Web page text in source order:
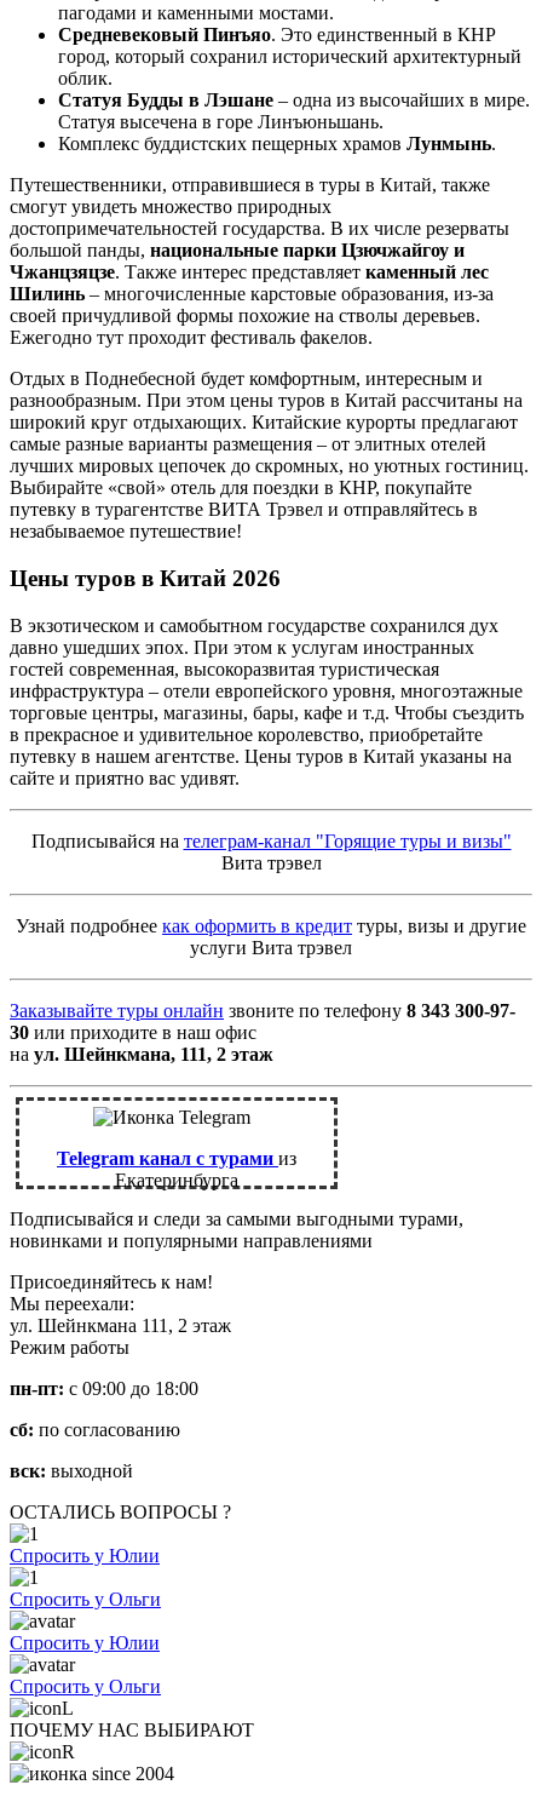
пагодами и каменными мостами.
Средневековый Пинъяо. Это единственный в КНР
город, который сохранил исторический архитектурный
облик.
Статуя Будды в Лэшане – одна из высочайших в мире.
Статуя высечена в горе Линъюньшань.
Комплекс буддистских пещерных храмов Лунмынь.
Путешественники, отправившиеся в туры в Китай, также
смогут увидеть множество природных
достопримечательностей государства. В их числе резерваты
большой панды, национальные парки Цзючжайгоу и
Чжанцзяцзе. Также интерес представляет каменный лес
Шилинь – многочисленные карстовые образования, из-за
своей причудливой формы похожие на стволы деревьев.
Ежегодно тут проходит фестиваль факелов.
Отдых в Поднебесной будет комфортным, интересным и
разнообразным. При этом цены туров в Китай рассчитаны на
широкий круг отдыхающих. Китайские курорты предлагают
самые разные варианты размещения – от элитных отелей
лучших мировых цепочек до скромных, но уютных гостиниц.
Выбирайте «свой» отель для поездки в КНР, покупайте
путевку в турагентстве ВИТА Трэвел и отправляйтесь в
незабываемое путешествие!
Цены туров в Китай 2026
В экзотическом и самобытном государстве сохранился дух
давно ушедших эпох. При этом к услугам иностранных
гостей современная, высокоразвитая туристическая
инфраструктура – отели европейского уровня, многоэтажные
торговые центры, магазины, бары, кафе и т.д. Чтобы съездить
в прекрасное и удивительное королевство, приобретайте
путевку в нашем агентстве. Цены туров в Китай указаны на
сайте и приятно вас удивят.
Подписывайся на телеграм-канал "Горящие туры и визы"
Вита трэвел
Узнай подробнее как оформить в кредит туры, визы и другие
услуги Вита трэвел
Заказывайте туры онлайн звоните по телефону 8 343 300-97-
30 или приходите в наш офис
на ул. Шейнкмана, 111, 2 этаж
Telegram канал с турами из
Екатеринбурга
Подписывайся и следи за самыми выгодными турами,
новинками и популярными направлениями
Присоединяйтесь к нам!
Мы переехали:
ул. Шейнкмана 111, 2 этаж
Режим работы
пн-пт: с 09:00 до 18:00
сб: по согласованию
вск: выходной
ОСТАЛИСЬ ВОПРОСЫ ?
Спросить у Юлии
Спросить у Ольги
Спросить у Юлии
Спросить у Ольги
ПОЧЕМУ НАС ВЫБИРАЮТ